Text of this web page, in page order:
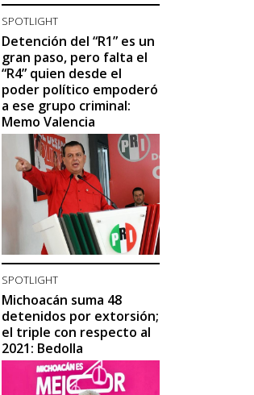
SPOTLIGHT
Detención del “R1” es un
gran paso, pero falta el
“R4” quien desde el
poder político empoderó
a ese grupo criminal:
Memo Valencia
SPOTLIGHT
Michoacán suma 48
detenidos por extorsión;
el triple con respecto al
2021: Bedolla